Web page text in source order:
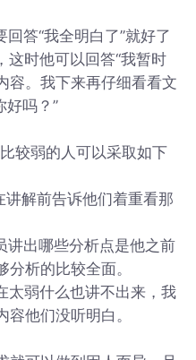
答“我全明白了”就好了
这时他可以回答“我暂时
容。我下来再仔细看看文
好吗？”
较弱的人可以采取如下
解前告诉他们着重看那
讲出哪些分析点是他之前
析的比较全面。
太弱什么也讲不出来，我
他们没听明白。